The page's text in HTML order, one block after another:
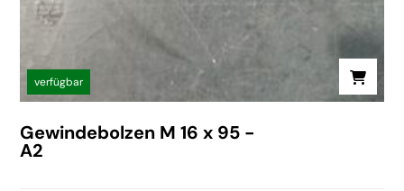
verfügbar
Gewindebolzen M 16 x 95 -
A2